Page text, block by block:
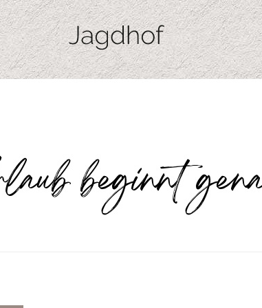
beginnt